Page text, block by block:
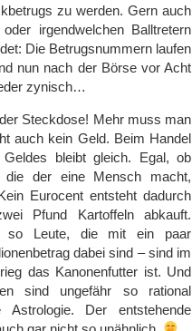
zu werden. Gern auch
irgendwelchen Balltretern
Die Betrugsnummern laufen
nun nach der Börse vor Acht
zynisch…
Steckdose! Mehr muss man
auch kein Geld. Beim Handel
bleibt gleich. Egal, ob
die der eine Mensch macht,
Eurocent entsteht dadurch
Pfund Kartoffeln abkauft.
so Leute, die mit ein paar
dabei sind – sind im
das Kanonenfutter ist. Und
sind ungefähr so rational
Der entstehende